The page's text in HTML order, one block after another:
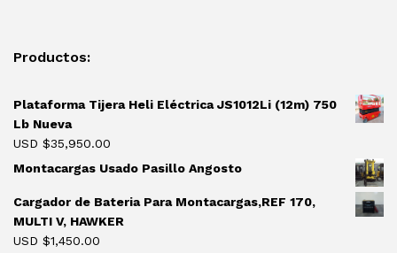
Productos:
Plataforma Tijera Heli Eléctrica JS1012Li (12m) 750
Lb Nueva
USD $35,950.00
Montacargas Usado Pasillo Angosto
Cargador de Bateria Para Montacargas,REF 170,
MULTI V, HAWKER
USD $1,450.00